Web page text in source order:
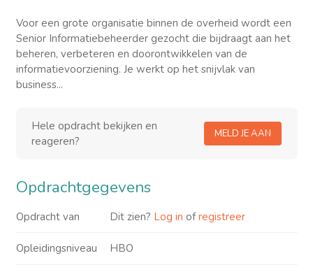
Voor een grote organisatie binnen de overheid wordt een
Senior Informatiebeheerder gezocht die bijdraagt aan het
beheren, verbeteren en doorontwikkelen van de
informatievoorziening. Je werkt op het snijvlak van
business...
Hele opdracht bekijken en
reageren?
MELD JE AAN
Opdrachtgegevens
Opdracht van Dit zien? Log in ofregistreer
Opleidingsniveau HBO